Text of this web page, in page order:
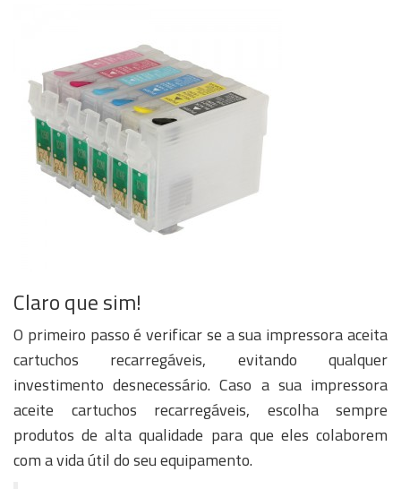
Claro que sim!
O primeiro passo é verificar se a sua impressora aceita
cartuchos recarregáveis, evitando qualquer
investimento desnecessário. Caso a sua impressora
aceite cartuchos recarregáveis, escolha sempre
produtos de alta qualidade para que eles colaborem
com a vida útil do seu equipamento.